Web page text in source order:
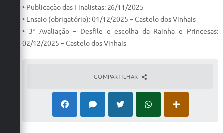
• Publicação das Finalistas: 26/11/2025
• Ensaio (obrigatório): 01/12/2025 – Castelo dos Vinhais
• 3ª Avaliação – Desfile e escolha da Rainha e Princesas:
02/12/2025 – Castelo dos Vinhais
COMPARTILHAR